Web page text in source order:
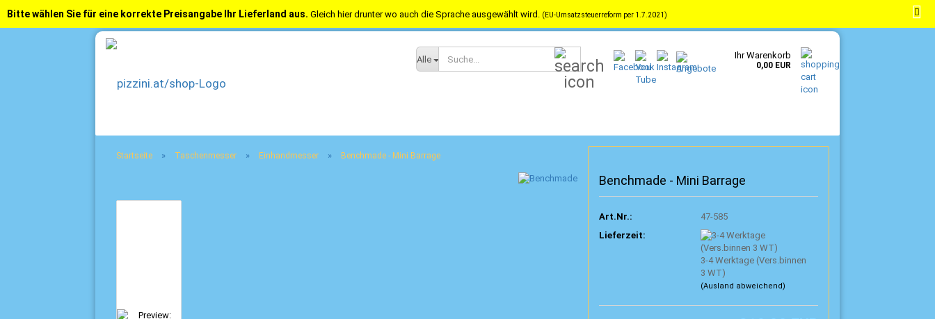
Versandkostenfrei in Österreich ab 100,-- / nach Deutschland ab 150,--
Alle Ihr Warenkorb
0,00 EUR
Bitte wählen Sie für eine korrekte Preisangabe Ihr Lieferland aus. Gleich hier drunter wo auch die Sprache ausgewählt wird. (EU-Umsatzsteuerreform per 1.7.2021)
Startseite » Taschenmesser » Einhandmesser » Benchmade - Mini Barrage
Benchmade - Mini Barrage
Art.Nr.:
47-585
Lieferzeit:
3-4 Werktage (Vers.binnen
3 WT)
(Ausland abweichend)